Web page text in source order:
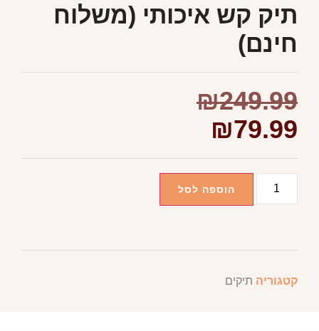
תיק קש איכותי (משלוח
חינם)
₪249.99
₪79.99
הוספה לסל
קטגוריה תיקים